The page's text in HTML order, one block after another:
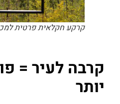
קרקע חקלאית פרטית
קרבה לעיר =
יותר